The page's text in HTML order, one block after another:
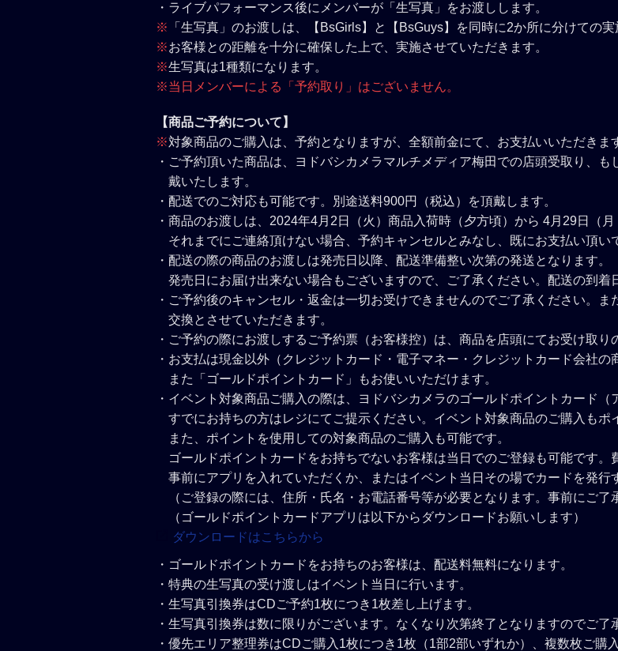
・ライブパフォーマンス後にメンバーが「生写真」をお渡しします。
※
「生写真」のお渡しは、【BsGirls】と【BsGuys】を同時に2か所に分けての実
※お客様との距離を十分に確保した上で、実施させていただきます。
※生写真は1種類になります。
※当日メンバーによる「予約取り」はございません。
【商品ご予約について】
※対象商品のご購入は、予約となりますが、全額前金にて、お支払いいただきま
・ご予約頂いた商品は、ヨドバシカメラマルチメディア梅田での店頭受取り、
戴いたします。
・配送でのご対応も可能です。別途送料900円（税込）を頂戴します。
・商品のお渡しは、2024年4月2日（火）商品入荷時（夕方頃）から 4月29日（
それまでにご連絡頂けない場合、予約キャンセルとみなし、既にお支払い頂い
・配送の際の商品のお渡しは発売日以降、配送準備整い次第の発送となります。
発売日にお届け出来ない場合もございますので、ご了承ください。配送の到着
・ご予約後のキャンセル・返金は一切お受けできませんのでご了承ください。
交換とさせていただきます。
・ご予約の際にお渡しするご予約票（お客様控）は、商品を店頭にてお受け取り
・お支払は現金以外（クレジットカード・電子マネー・クレジットカード会社の
また「ゴールドポイントカード」もお使いいただけます。
・イベント対象商品ご購入の際は、ヨドバシカメラのゴールドポイントカード（
すでにお持ちの方はレジにてご提示ください。イベント対象商品のご購入もポ
また、ポイントを使用しての対象商品のご購入も可能です。
ゴールドポイントカードをお持ちでないお客様は当日でのご登録も可能です。
事前にアプリを入れていただくか、またはイベント当日その場でカードを発行
（ご登録の際には、住所・氏名・お電話番号等が必要となります。事前にご了
（ゴールドポイントカードアプリは以下からダウンロードお願いします）
ダウンロードはこちらから
・ゴールドポイントカードをお持ちのお客様は、配送料無料になります。
・特典の生写真の受け渡しはイベント当日に行います。
・生写真引換券はCDご予約1枚につき1枚差し上げます。
・生写真引換券は数に限りがございます。なくなり次第終了となりますのでご了
・優先エリア整理券はCDご購入1枚につき1枚（1部2部いずれか）、複数枚ご